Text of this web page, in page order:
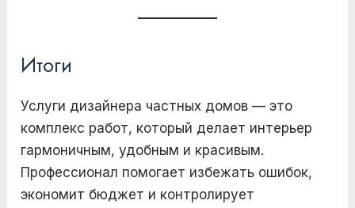
Итоги
Услуги дизайнера частных домов — это
комплекс работ, который делает интерьер
гармоничным, удобным и красивым.
Профессионал помогает избежать ошибок,
экономит бюджет и контролирует